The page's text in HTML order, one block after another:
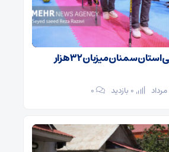
۲۷۹ پایگاه تابستانی استان سمنان میزبان ۳۲ هزار
۰